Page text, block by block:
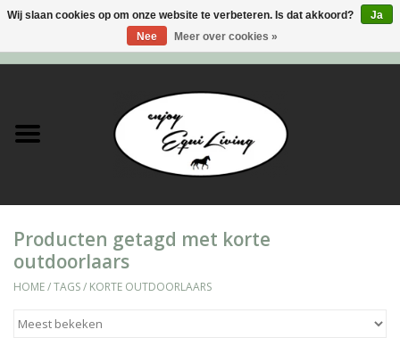
Stal en meer
Ruiter
Verzorging
Producten getagd met korte
outdoorlaars
HOME/TAGS/ KORTE OUTDOORLAARS
Wij slaan cookies op om onze website te verbeteren. Is dat akkoord?
Ja
Nee
Meer over cookies »